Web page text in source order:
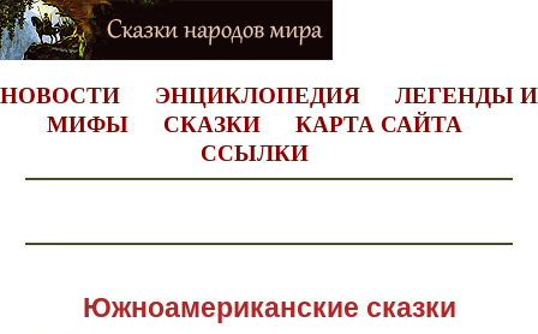
НОВОСТИ ЭНЦИКЛОПЕДИЯ
ЛЕГЕНДЫ И
МИФЫ
СКАЗКИ
КАРТА САЙТА
ССЫЛКИ
Южноамериканские сказки